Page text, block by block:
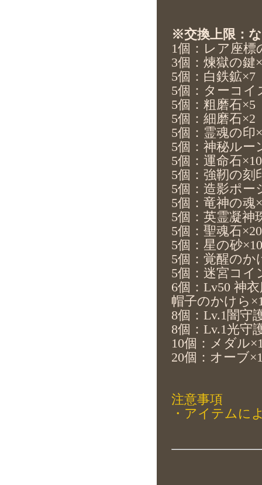
※交換上限：
1個：レア座標
3個： 煉獄の鍵
5個：白鉄鉱×7
5個： ターコイ
5個：粗磨石×5
5個： 細磨石×2
5個：霊魂の印
5個：神秘ルー
5個：運命石×10
5個： 強靭の刻
5個： 造影ポー
5個： 竜神の魂
5個：英霊凝神
5個：聖魂石×20
5個：星の砂×10
5個：覚醒のか
5個：迷宮コイ
6個：Lv50 神
帽子のかけら
8個：Lv.1闇守
8個：Lv.1光守
10個： メダル
20個： オーブ
注意事項
・アイテムに